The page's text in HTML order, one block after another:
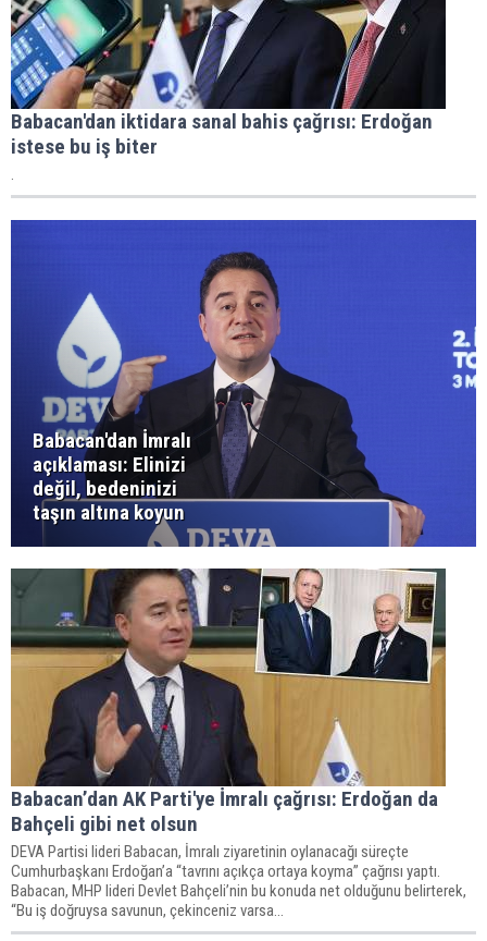
Babacan'dan iktidara sanal bahis çağrısı: Erdoğan
istese bu iş biter
.
Babacan'dan İmralı
açıklaması: Elinizi
değil, bedeninizi
taşın altına koyun
Babacan’dan AK Parti'ye İmralı çağrısı: Erdoğan da
Bahçeli gibi net olsun
DEVA Partisi lideri Babacan, İmralı ziyaretinin oylanacağı süreçte
Cumhurbaşkanı Erdoğan’a “tavrını açıkça ortaya koyma” çağrısı yaptı.
Babacan, MHP lideri Devlet Bahçeli’nin bu konuda net olduğunu belirterek,
“Bu iş doğruysa savunun, çekinceniz varsa...